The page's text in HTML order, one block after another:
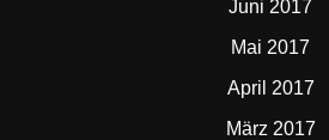
Juni 2017
Mai 2017
April 2017
März 2017